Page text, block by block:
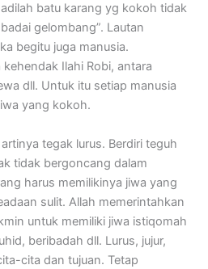
batu karang yg kokoh tidak
gelombang”. Lautan
begitu juga manusia.
Ilahi Robi, antara
dll. Untuk itu setiap manusia
yang kokoh.
tegak lurus. Berdiri teguh
tidak bergoncang dalam
harus memilikinya jiwa yang
sulit. Allah memerintahkan
untuk memiliki jiwa istiqomah
beribadah dll. Lurus, jujur,
cita dan tujuan. Tetap